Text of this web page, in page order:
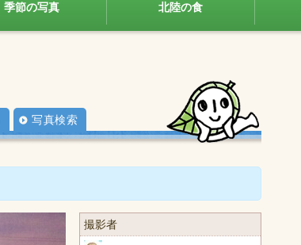
季節の写真 北陸の食
写真検索
撮影者